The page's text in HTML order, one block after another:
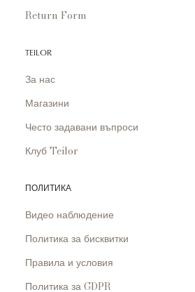
Return Form
TEILOR
За нас
Магазини
Често задавани въпроси
Клуб Teilor
ПОЛИТИКА
Видео наблюдение
Политика за бисквитки
Правила и условия
Политика за GDPR